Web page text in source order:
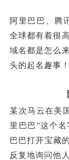
阿里巴巴、腾
全球都有着很
域名都是怎么
头的起名趣事！
某次马云在美
里巴巴”这个名
巴巴打开宝藏
反复地询问他